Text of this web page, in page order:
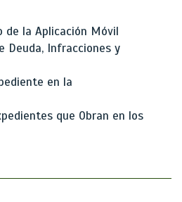
de la Aplicación Móvil
Deuda, Infracciones y
en la
que Obran en los